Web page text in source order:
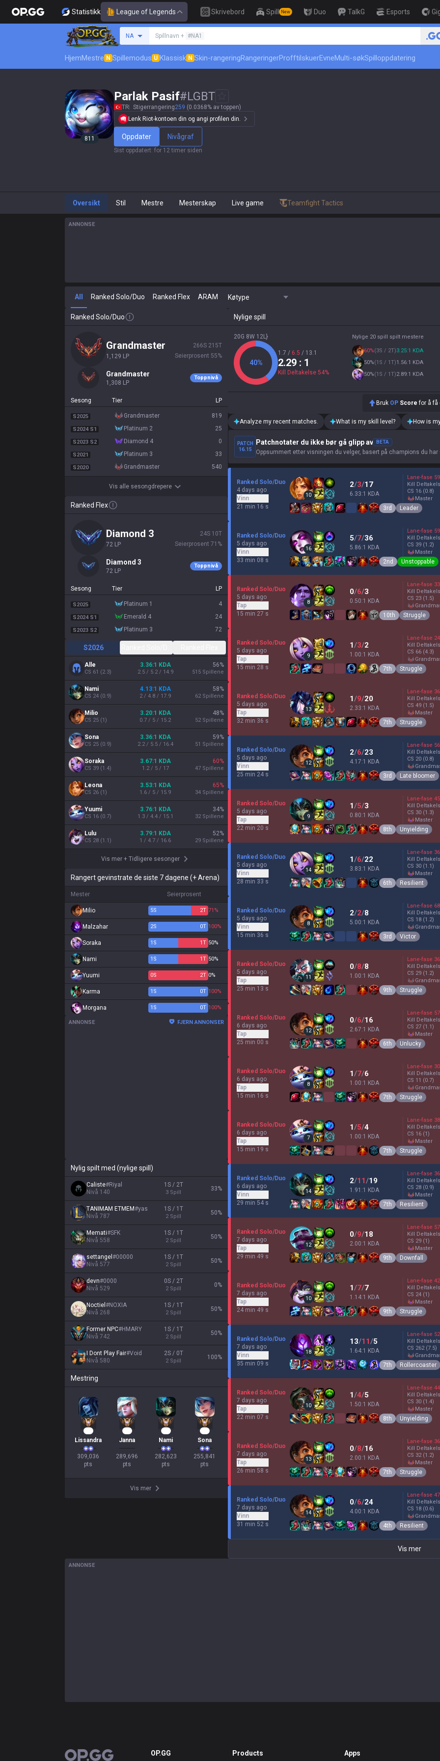
Statistikk League of Legends Skrivebord Spill New Duo TalkG Esports
NA
Søk etter en summoner
Spillnavn + #NA1
HjemMestre N Spillemodus U Klassisk N Skin-rangeringRangeringerProfftilskuerEvneMulti-søkSpilloppdatering
811
Parlak Pasif#LGBT
TR Stigerrangering259 (0.0368% av toppen)
Lenk Riot-kontoen din og angi profilen din.
Oppdater Nivågraf
Sist oppdatert: for 12 timer siden
Oversikt Stil Mestre Mesterskap Live game Teamfight Tactics
ANNONSE
All Ranked Solo/Duo Ranked Flex ARAM Køtype
Ranked Solo/Duo
grandmaster
1,129 LP
266S 215T
Seierprosent 55%
grandmaster
1,308 LP
Toppnivå
Sesong Tier LP
S2025 grandmaster 819
S2024 S1 platinum 2 25
S2023 S2 diamond 4 0
S2021 platinum 3 33
S2020 grandmaster 540
Vis alle sesongdrepere
Ranked Flex
diamond 3
72 LP
24S 10T
Seierprosent 71 %
diamond 3
72 LP
Toppnivå
Sesong Tier LP
S2025 platinum 1 4
S2024 S1 emerald 4 24
S2023 S2 platinum 3 72
S2026
Alle
CS 61 (2.3)
3.36:1 KDA
2.5 / 5.2 / 14.9
56%
515 Spillene
Nami
CS 24 (0.9)
4.13:1 KDA
2 / 4.8 / 17.9
58%
62 Spillene
Milio
CS 25 (1)
3.20:1 KDA
0.7 / 5 / 15.2
48%
52 Spillene
Sona
CS 25 (0.9)
3.36:1 KDA
2.2 / 5.5 / 16.4
59%
51 Spillene
Soraka
CS 39 (1.4)
3.67:1 KDA
1.2 / 5 / 17
60%
47 Spillene
Leona
CS 26 (1)
3.53:1 KDA
1.6 / 5 / 15.9
65%
34 Spillene
Yuumi
CS 16 (0.7)
3.76:1 KDA
1.3 / 4.4 / 15.1
34%
32 Spillene
Lulu
CS 28 (1.1)
3.79:1 KDA
1 / 4.7 / 16.6
52%
29 Spillene
Vis mer + Tidligere sesonger
Rangert gevinstrate de siste 7 dagene (+ Arena)
Mester Seierprosent
Milio 5S 2T 71%
Malzahar 2S 0T 100%
Soraka 1 S 1T 50%
Nami 1 S 1T 50%
Yuumi 0S 2T 0%
Karma 1 S 0T 100%
Morgana 1 S 0T 100%
ANNONSE FJERN ANNONSER
Nylig spilt med (nylige spill)
Caliste#Riyal
Nivå 140
1S / 2T
3 Spill
33%
TANIMAM ETMEM#yas
Nivå 787
1S / 1T
2 Spill
50%
Memati#SFK
Nivå 558
1S / 1T
2 Spill
50%
settangel #00000
Nivå 577
1S / 1T
2 Spill
50%
devn#0000
Nivå 529
0S / 2T
2 Spill
0%
Noctiel #NOXIA
Nivå 268
1S / 1T
2 Spill
50%
Former NPC#HMARY
Nivå 742
1S / 1T
2 Spill
50%
I Dont Play Fair#Void
Nivå 580
2S / 0T
2 Spill
100%
Mestring
Lissandra
309,036
pts
Janna
289,696
pts
Nami
282,623
pts
Sona
255,841
pts
Vis mer
Nylige spill
20G 8W 12L}
40%
1.7 / 6.5 / 13.1
2.29 : 1
Kill Deltakelse 54%
Nylige 20 spill spilt mestere
60%(3S / 2T)3.25:1 KDA
50%(1S / 1T)1.56:1 KDA
50%(1S / 1T)2.89:1 KDA
Bruk OP Score for å få
Analyze my recent matches. What is my skill level? How is
PATCH
16.15
Patchnotater du ikke bør gå glipp av BETA
Oppsummert etter visningen du velger, basert på champions du
Ranked Solo/Duo
4 days ago
Vinn
21 min 16 s
10
2/3/17
6.33:1 KDA
Lane-fase 59
Kill
CS 16 (0.8)
master
3rd Leader
Ranked Solo/Duo
5 days ago
Vinn
33 min 08 s
16
5/7/36
5.86:1 KDA
Lane-fase 59
Kill
CS 39 (1.2)
master
2nd Unstoppable
Ranked Solo/Duo
5 days ago
Tap
15 min 27 s
8
0/6/3
0.50:1 KDA
Lane-fase 33
Kill
CS 23 (1.5)
10th Struggle
Ranked Solo/Duo
5 days ago
Tap
15 min 28 s
9
1/3/2
1.00:1 KDA
Lane-fase 24
Kill
CS 66 (4.3)
7th Struggle
Ranked Solo/Duo
5 days ago
Tap
32 min 36 s
13
1/9/20
2.33:1 KDA
Lane-fase 36
Kill
CS 49 (1.5)
master
7th Struggle
Ranked Solo/Duo
5 days ago
Vinn
25 min 24 s
12
2/6/23
4.17:1 KDA
Lane-fase 56
Kill
CS 20 (0.8)
3rd Late bloomer
Ranked Solo/Duo
5 days ago
Tap
22 min 20 s
9
1/5/3
0.80:1 KDA
Lane-fase 45
Kill
CS 30 (1.3)
master
8th Unyielding
Ranked Solo/Duo
5 days ago
Vinn
28 min 33 s
14
1/6/22
3.83:1 KDA
Lane-fase 36
Kill
CS 30 (1.1)
master
6th Resilient
Ranked Solo/Duo
5 days ago
Vinn
15 min 36 s
8
2/2/8
5.00:1 KDA
Lane-fase 68
Kill
CS 18 (1.2)
3rd Victor
Ranked Solo/Duo
5 days ago
Tap
25 min 13 s
11
0/8/8
1.00:1 KDA
Lane-fase 36
Kill
CS 29 (1.2)
9th Struggle
Ranked Solo/Duo
6 days ago
Tap
25 min 00 s
12
0/6/16
2.67:1 KDA
Lane-fase 57
Kill
CS 27 (1.1)
master
6th Unlucky
Ranked Solo/Duo
6 days ago
Tap
15 min 16 s
8
1/7/6
1.00:1 KDA
Lane-fase 30
Kill
CS 11 (0.7)
7th Struggle
Ranked Solo/Duo
6 days ago
Tap
15 min 19 s
7
1/5/4
1.00:1 KDA
Lane-fase 38
Kill
CS 16 (1)
master
7th Struggle
Ranked Solo/Duo
6 days ago
Vinn
29 min 54 s
14
2/11/19
1.91:1 KDA
Lane-fase 36
Kill
CS 28 (0.9)
master
7th Resilient
Ranked Solo/Duo
7 days ago
Tap
29 min 49 s
12
0/9/18
2.00:1 KDA
Lane-fase 57
Kill
CS 29 (1)
master
9th Downfall
Ranked Solo/Duo
7 days ago
Tap
24 min 49 s
10
1/7/7
1.14:1 KDA
Lane-fase 42
Kill
CS 24 (1)
master
9th Struggle
Ranked Solo/Duo
7 days ago
Vinn
35 min 09 s
18
13/11/5
1.64:1 KDA
Lane-fase 52
Kill
CS 262 (7.5)
7th Rollercoaster
Ranked Solo/Duo
7 days ago
Tap
22 min 07 s
10
1/4/5
1.50:1 KDA
Lane-fase 44
Kill
CS 30 (1.4)
master
8th Unyielding
Ranked Solo/Duo
7 days ago
Tap
26 min 58 s
13
0/8/16
2.00:1 KDA
Lane-fase 36
Kill
CS 32 (1.2)
master
7th Struggle
Ranked Solo/Duo
7 days ago
Vinn
31 min 52 s
14
0/6/24
4.00:1 KDA
Lane-fase 47
Kill
CS 18 (0.6)
4th Resilient
Vis mer
ANNONSE
OP.GG OP.GG Products Apps